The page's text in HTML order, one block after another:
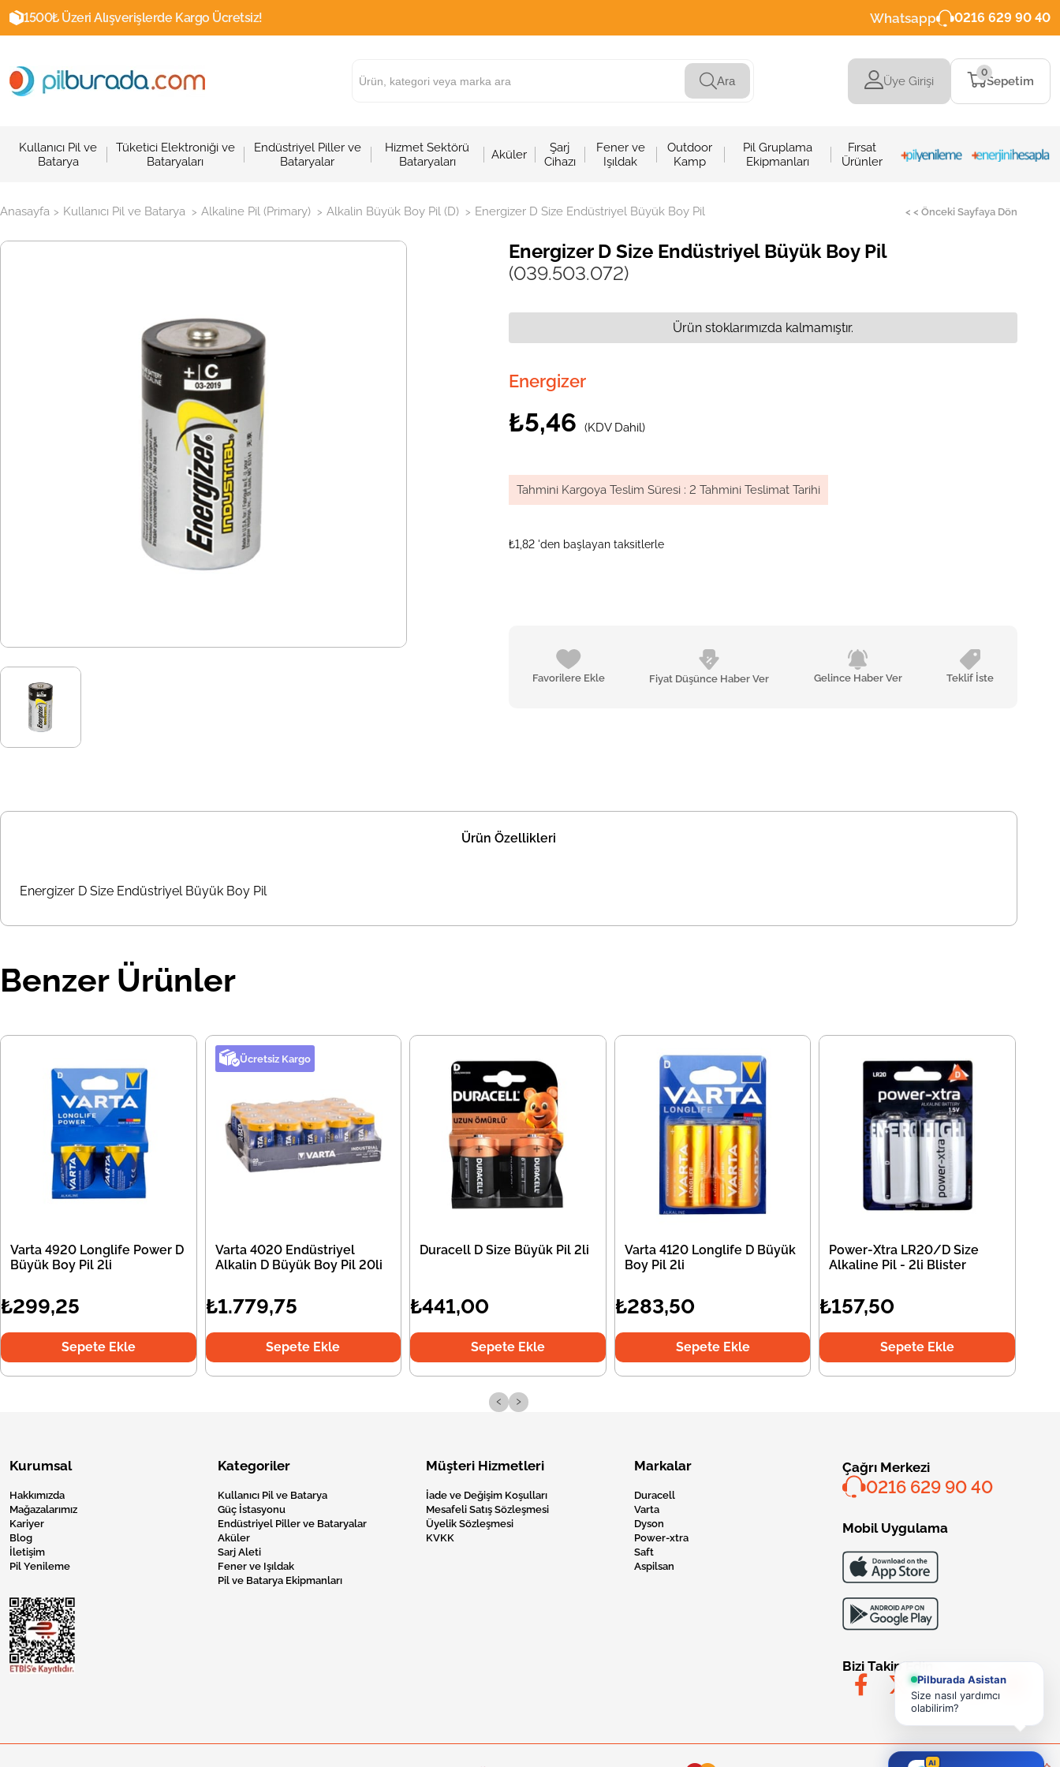
1500₺ Üzeri Alışverişlerde Kargo Ücretsiz! Whatsapp 0216 629 90 40
Ara Üye Girişi Sepetim
0
Kullanıcı Pil ve
Batarya
Tüketici Elektroniği ve
Bataryaları
Endüstriyel Piller ve
Bataryalar
Hizmet Sektörü
Bataryaları
Aküler
Şarj
Cihazı
Fener ve
Işıldak
Outdoor
Kamp
Pil Gruplama
Ekipmanları
Fırsat
Ürünler
Anasayfa > Kullanıcı Pil ve Batarya > Alkaline Pil (Primary) > Alkalin Büyük Boy Pil (D) > Energizer D Size Endüstriyel Büyük Boy Pil < < Önceki Sayfaya Dön
Energizer D Size Endüstriyel Büyük Boy Pil
(039.503.072)
Energizer
₺5,46 (KDV Dahil)
Tahmini Kargoya Teslim Süresi : 2 Tahmini Teslimat Tarihi
₺1,82 'den başlayan taksitlerle
Favorilere Ekle Fiyat Düşünce Haber Ver Gelince Haber Ver Teklif İste
Ürün stoklarımızda kalmamıştır.
Ürün Özellikleri
Energizer D Size Endüstriyel Büyük Boy Pil
Benzer Ürünler
Varta 4920 Longlife Power D
Büyük Boy Pil 2li
₺299,25
Sepete Ekle
Ücretsiz Kargo
Varta 4020 Endüstriyel
Alkalin D Büyük Boy Pil 20li
₺1.779,75
Sepete Ekle
Duracell D Size Büyük Pil 2li
₺441,00
Sepete Ekle
Varta 4120 Longlife D Büyük
Boy Pil 2li
₺283,50
Sepete Ekle
Power-Xtra LR20/D Size
Alkaline Pil - 2li Blister
₺157,50
Sepete Ekle
‹ ›
Kurumsal
Hakkımızda
Mağazalarımız
Kariyer
Blog
İletişim
Pil Yenileme
Kategoriler
Kullanıcı Pil ve Batarya
Güç İstasyonu
Endüstriyel Piller ve Bataryalar
Aküler
Sarj Aleti
Fener ve Işıldak
Pil ve Batarya Ekipmanları
Müşteri Hizmetleri
İade ve Değişim Koşulları
Mesafeli Satış Sözleşmesi
Üyelik Sözleşmesi
KVKK
Markalar
Duracell
Varta
Dyson
Power-xtra
Saft
Aspilsan
Çağrı Merkezi
0216 629 90 40
Mobil Uygulama
Bizi Takip Edin
Pilburada Asistan
Size nasıl yardımcı
olabilirim?
AI